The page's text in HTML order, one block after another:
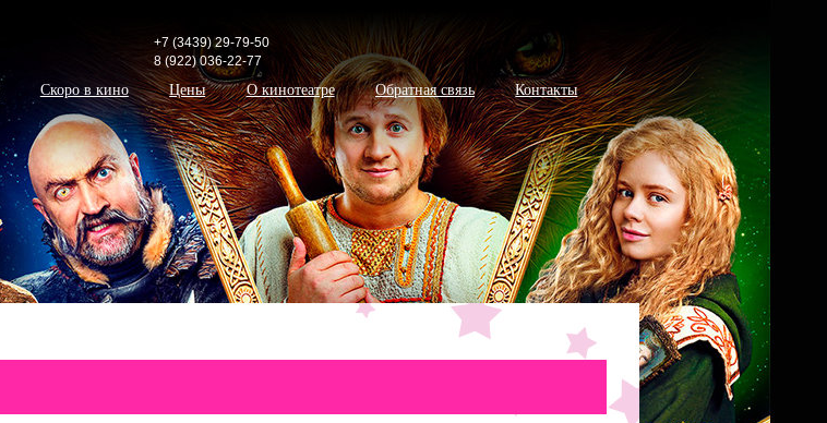
+7 (3439) 29-79-50
8 (922) 036-22-77
Скоро в кино Цены О кинотеатре Обратная связь Контакты